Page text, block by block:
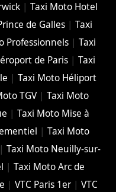
| Taxi Moto Hotel
de Galles |Taxi
Professionnels |Taxi
de Paris |Taxi
| Taxi Moto Héliport
TGV|Taxi Moto
| Taxi Moto Mise à
|Taxi Moto
|Taxi Moto Neuilly-sur-
|Taxi Moto Arc de
|VTC Paris 1er |VTC